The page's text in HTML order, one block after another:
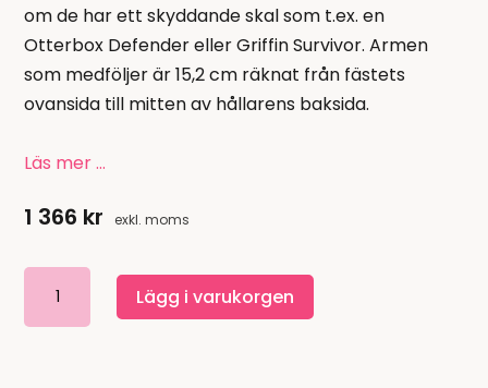
om de har ett skyddande skal som t.ex. en
Otterbox Defender eller Griffin Survivor. Armen
som medföljer är 15,2 cm räknat från fästets
ovansida till mitten av hållarens baksida.
Läs mer …
1 366 kr exkl. moms
Lägg i varukorgen